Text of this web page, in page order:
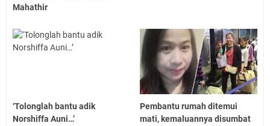
Mahathir
‘Tolonglah bantu adik
Norshiffa Auni…’
Pembantu rumah ditemui
mati, kemaluannya disumbat